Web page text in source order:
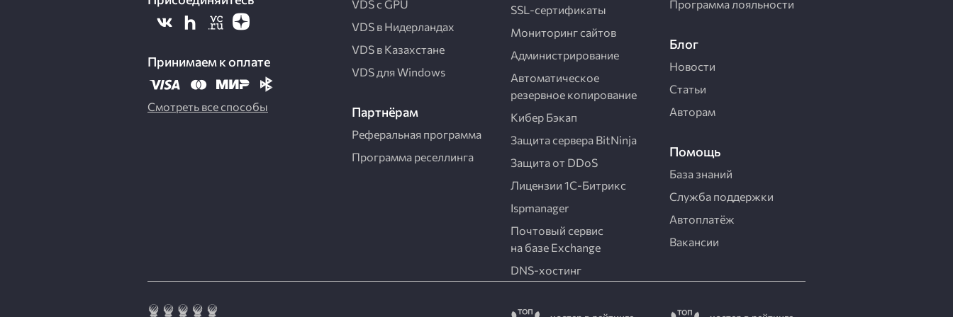
Принимаем к оплате
Смотреть все способы
VDS с GPU
VDS в Нидерландах
VDS в Казахстане
VDS для Windows
SSL-сертификаты
Мониторинг сайтов
Администрирование
Автоматическое
резервное копирование
Кибер Бэкап
Защита сервера BitNinja
Защита от DDoS
Лицензии 1С-Битрикс
Ispmanager
Почтовый сервис
на базе Exchange
DNS-хостинг
Программа лояльности
Партнёрам
Реферальная программа
Программа реселлинга
Блог
Новости
Статьи
Авторам
Помощь
База знаний
Служба поддержки
Автоплатёж
Вакансии